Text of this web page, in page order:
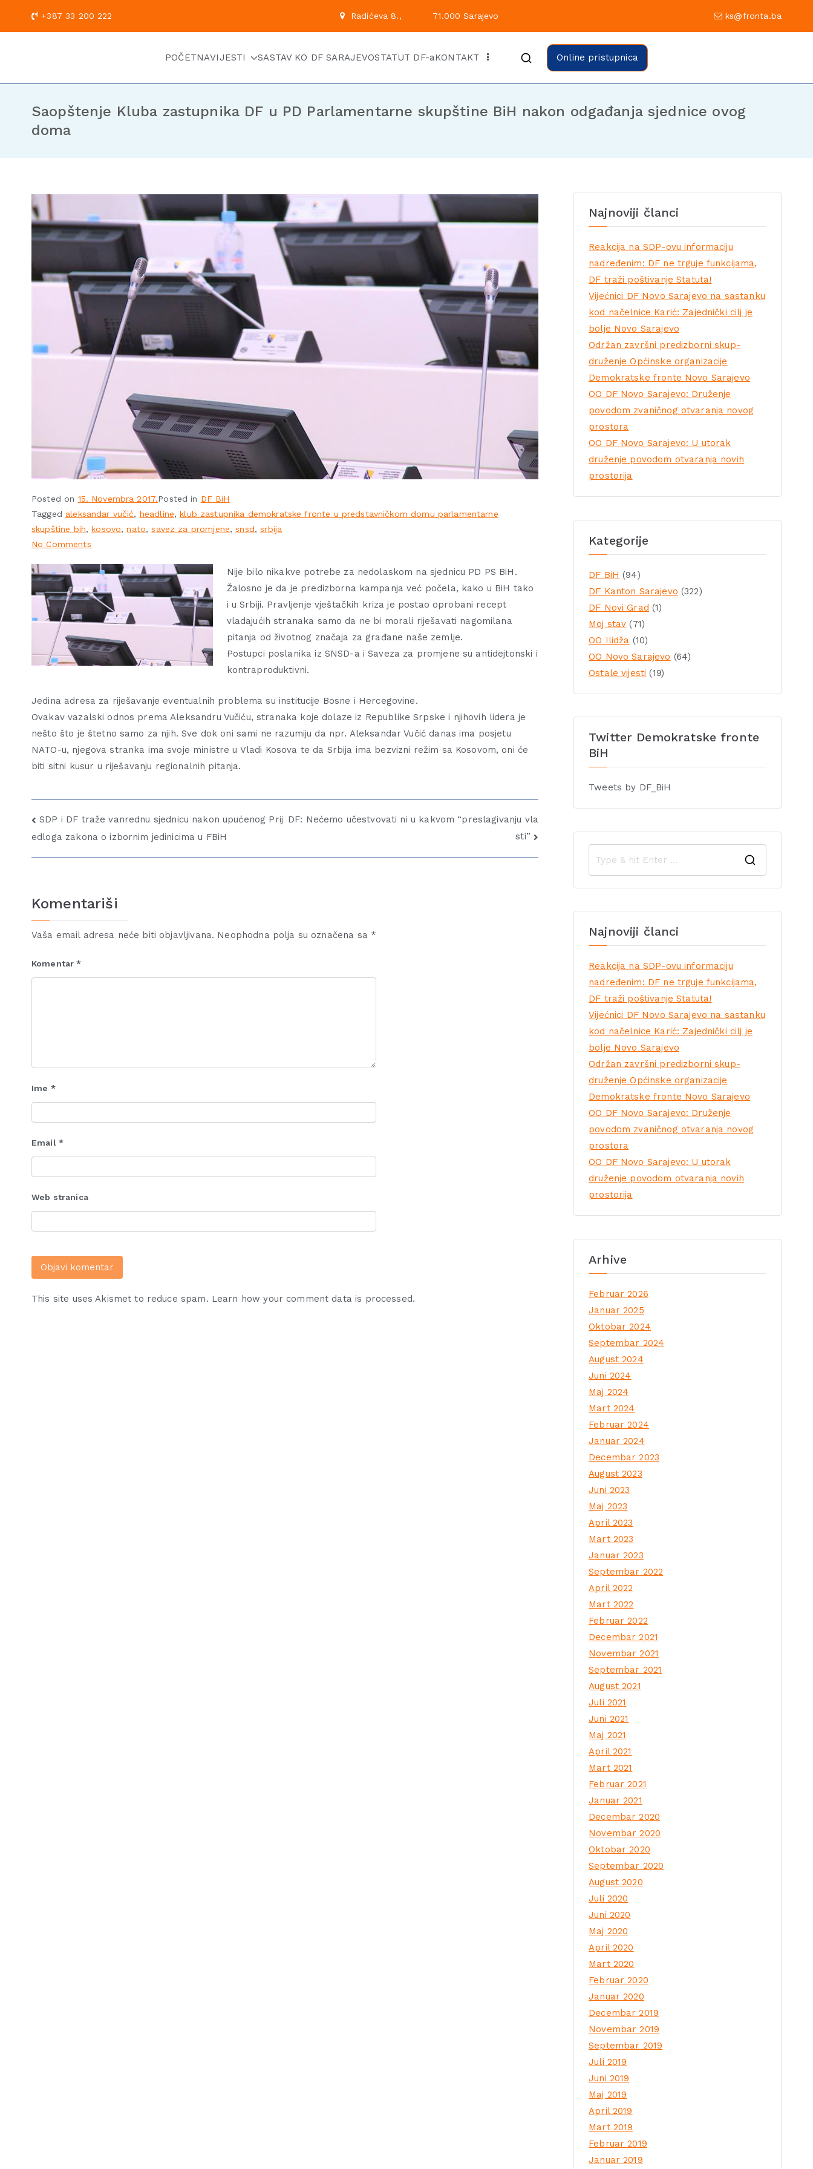
+387 33 200 222 Radićeva 8., 71.000 Sarajevo ks@fronta.ba
Kantonalni odbor Demokratske fronte Sarajevo
Službena stranica KO DF Sarajevo
POČETNAVIJESTI SASTAV KO DF SARAJEVOSTATUT DF-aKONTAKT Online pristupnica
Saopštenje Kluba zastupnika DF u PD Parlamentarne skupštine BiH nakon odgađanja sjednice ovog
doma
Posted on 15. Novembra 2017.Posted in DF BiH
Tagged aleksandar vučić, headline,klub zastupnika demokratske fronte u predstavničkom domu parlamentarne
skupštine bih,kosovo,nato,savez za promjene,snsd,srbija
No Comments
Nije bilo nikakve potrebe za nedolaskom na sjednicu PD PS BiH.
Žalosno je da je predizborna kampanja već počela, kako u BiH tako
i u Srbiji. Pravljenje vještačkih kriza je postao oprobani recept
vladajućih stranaka samo da ne bi morali riješavati nagomilana
pitanja od životnog značaja za građane naše zemlje.
Postupci poslanika iz SNSD-a i Saveza za promjene su antidejtonski i
kontraproduktivni.
Jedina adresa za riješavanje eventualnih problema su institucije Bosne i Hercegovine.
Ovakav vazalski odnos prema Aleksandru Vučiću, stranaka koje dolaze iz Republike Srpske i njihovih lidera je
nešto što je štetno samo za njih. Sve dok oni sami ne razumiju da npr. Aleksandar Vučić danas ima posjetu
NATO-u, njegova stranka ima svoje ministre u Vladi Kosova te da Srbija ima bezvizni režim sa Kosovom, oni će
biti sitni kusur u riješavanju regionalnih pitanja.
SDP i DF traže vanrednu sjednicu nakon upućenog Prij
edloga zakona o izbornim jedinicima u FBiH
DF: Nećemo učestvovati ni u kakvom “preslagivanju vla
sti”
Komentariši
Vaša email adresa neće biti objavljivana. Neophodna polja su označena sa *
Komentar*
Ime *
Email *
Web stranica
This site uses Akismet to reduce spam. Learn how your comment data is processed.
Najnoviji članci
Reakcija na SDP-ovu informaciju
nadređenim: DF ne trguje funkcijama,
DF traži poštivanje Statuta!
Vijećnici DF Novo Sarajevo na sastanku
kod načelnice Karić: Zajednički cilj je
bolje Novo Sarajevo
Održan završni predizborni skup-
druženje Općinske organizacije
Demokratske fronte Novo Sarajevo
OO DF Novo Sarajevo: Druženje
povodom zvaničnog otvaranja novog
prostora
OO DF Novo Sarajevo: U utorak
druženje povodom otvaranja novih
prostorija
Kategorije
DF BiH (94)
DF Kanton Sarajevo (322)
DF Novi Grad (1)
Moj stav (71)
OO Ilidža (10)
OO Novo Sarajevo (64)
Ostale vijesti (19)
Twitter Demokratske fronte
BiH
Tweets by DF_BiH
Najnoviji članci
Reakcija na SDP-ovu informaciju
nadređenim: DF ne trguje funkcijama,
DF traži poštivanje Statuta!
Vijećnici DF Novo Sarajevo na sastanku
kod načelnice Karić: Zajednički cilj je
bolje Novo Sarajevo
Održan završni predizborni skup-
druženje Općinske organizacije
Demokratske fronte Novo Sarajevo
OO DF Novo Sarajevo: Druženje
povodom zvaničnog otvaranja novog
prostora
OO DF Novo Sarajevo: U utorak
druženje povodom otvaranja novih
prostorija
Arhive
Februar 2026
Januar 2025
Oktobar 2024
Septembar 2024
August 2024
Juni 2024
Maj 2024
Mart 2024
Februar 2024
Januar 2024
Decembar 2023
August 2023
Juni 2023
Maj 2023
April 2023
Mart 2023
Januar 2023
Septembar 2022
April 2022
Mart 2022
Februar 2022
Decembar 2021
Novembar 2021
Septembar 2021
August 2021
Juli 2021
Juni 2021
Maj 2021
April 2021
Mart 2021
Februar 2021
Januar 2021
Decembar 2020
Novembar 2020
Oktobar 2020
Septembar 2020
August 2020
Juli 2020
Juni 2020
Maj 2020
April 2020
Mart 2020
Februar 2020
Januar 2020
Decembar 2019
Novembar 2019
Septembar 2019
Juli 2019
Juni 2019
Maj 2019
April 2019
Mart 2019
Februar 2019
Januar 2019